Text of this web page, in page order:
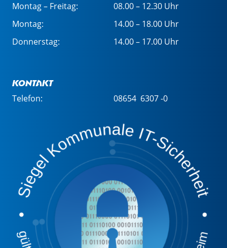
Montag – Freitag:
08.00 – 12.30 Uhr
Montag:
14.00 – 18.00 Uhr
Donnerstag:
14.00 – 17.00 Uhr
Kontakt
Telefon: 08654 6307 -0